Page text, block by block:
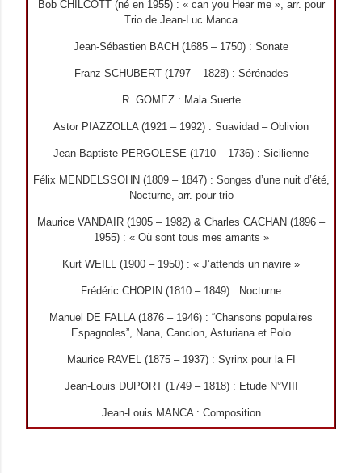
Bob CHILCOTT (né en 1955) : « can you Hear me », arr. pour
Trio de Jean-Luc Manca
Jean-Sébastien BACH (1685 – 1750) : Sonate
Franz SCHUBERT (1797 – 1828) : Sérénades
R. GOMEZ : Mala Suerte
Astor PIAZZOLLA (1921 – 1992) : Suavidad – Oblivion
Jean-Baptiste PERGOLESE (1710 – 1736) : Sicilienne
Félix MENDELSSOHN (1809 – 1847) : Songes d’une nuit d’été,
Nocturne, arr. pour trio
Maurice VANDAIR (1905 – 1982) & Charles CACHAN (1896 –
1955) : « Où sont tous mes amants »
Kurt WEILL (1900 – 1950) : « J’attends un navire »
Frédéric CHOPIN (1810 – 1849) : Nocturne
Manuel DE FALLA (1876 – 1946) : “Chansons populaires
Espagnoles”, Nana, Cancion, Asturiana et Polo
Maurice RAVEL (1875 – 1937) : Syrinx pour la FI
Jean-Louis DUPORT (1749 – 1818) : Etude N°VIII
Jean-Louis MANCA : Composition